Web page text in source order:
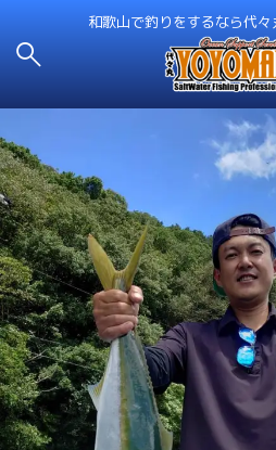
和歌山で釣りをするなら代々